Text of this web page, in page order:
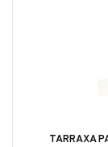
TARRAXA